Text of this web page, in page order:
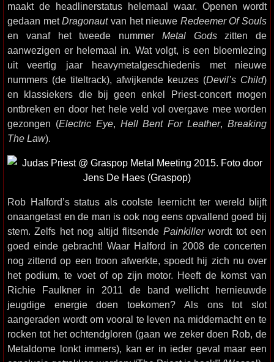
maakt de headlinerstatus helemaal waar. Openen wordt
gedaan metDragonautvan het nieuwe Redeemer Of Souls
en vanaf het tweede nummer Metal Godszitten de
aanwezigen er helemaal in. Wat volgt, is een bloemlezing
uit veertig jaar heavymetalgeschiedenis met nieuwe
nummers (de titeltrack), afwijkende keuzes (Devil’s Child)
en klassiekers die bij geen enkel Priest-concert mogen
ontbreken en door het hele veld vol overgave mee worden
gezongen (Electric Eye, Hell Bent For Leather,Breaking
The Law).
Rob Halford’s status als coolste leernicht ter wereld blijft
onaangetast en de man is ook nog eens opvallend goed bij
stem. Zelfs het nog altijd flitsende Painkillerwordt tot een
goed einde gebracht! Waar Halford in 2008 de concerten
nog zittend op een troon afwerkte, spoedt hij zich nu over
het podium, te voet of op zijn motor. Heeft de komst van
Richie Faulkner in 2011 de band wellicht hernieuwde
jeugdige energie doen toekomen? Als ons tot slot
aangeraden wordt om vooral te leven na middernacht en te
rocken tot het ochtendgloren (gaan we zeker doen Rob, de
Metaldome lonkt immers), kan er in ieder geval maar een